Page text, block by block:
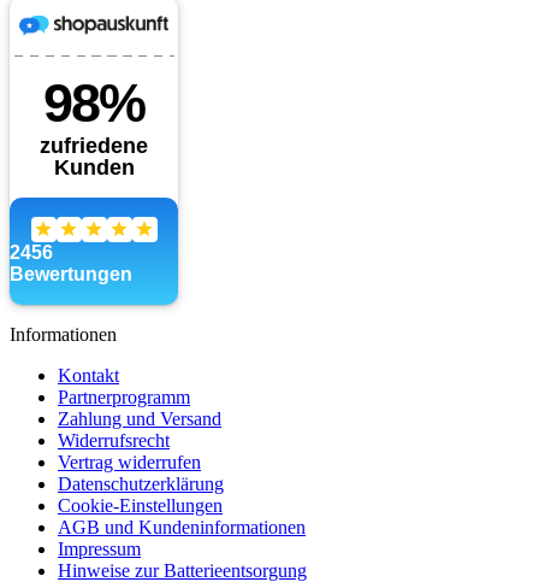
Informationen
Kontakt
Partnerprogramm
Zahlung und Versand
Widerrufsrecht
Vertrag widerrufen
Datenschutzerklärung
Cookie-Einstellungen
AGB und Kundeninformationen
Impressum
Hinweise zur Batterieentsorgung